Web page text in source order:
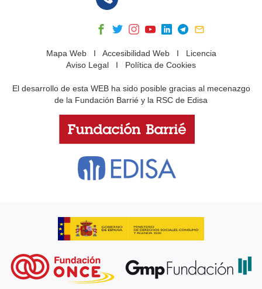
Mapa WebI Accesibilidad WebI Licencia
Aviso Legal I Política de Cookies
El desarrollo de esta WEB ha sido posible gracias al mecenazgo
de la Fundación Barrié y la RSC de Edisa